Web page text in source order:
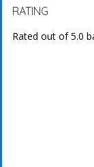
RATING
Rated out of 5.0